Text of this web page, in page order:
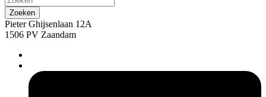
Pieter Ghijsenlaan 12A
1506 PV Zaandam